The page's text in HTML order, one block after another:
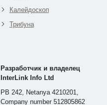
Калейдоскоп
Трибуна
Разработчик и владелец
InterLink Info Ltd
PB 242, Netanya 4210201,
Company number 512805862